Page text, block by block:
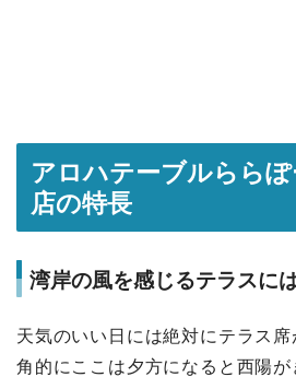
アロハテーブルらら
店の特長
湾岸の風を感じるテラス
天気のいい日には絶対にテラス
角的にここは夕方になると西陽